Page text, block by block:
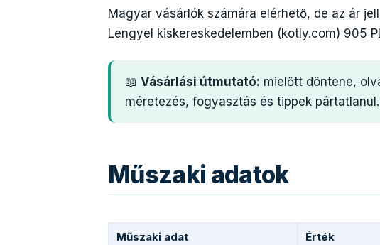
Magyar vásárlók számára elérhető, de az ár
Lengyel kiskereskedelemben (kotly.com) 905
📖 Vásárlási útmutató: mielőtt döntene,
méretezés, fogyasztás és tippek pártatlanul.
Műszaki adatok
Műszaki adat Érték